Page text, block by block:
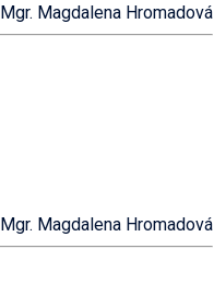
Mgr. Magdalena Hromadová
Mgr. Magdalena Hromadová